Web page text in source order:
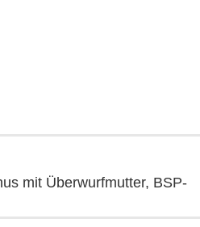
mit Überwurfmutter, BSP-